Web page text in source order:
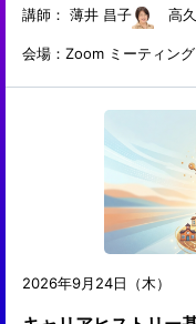
講師： 薄井 昌子 高
会場：Zoom ミーティング
2026年9月24日（木）